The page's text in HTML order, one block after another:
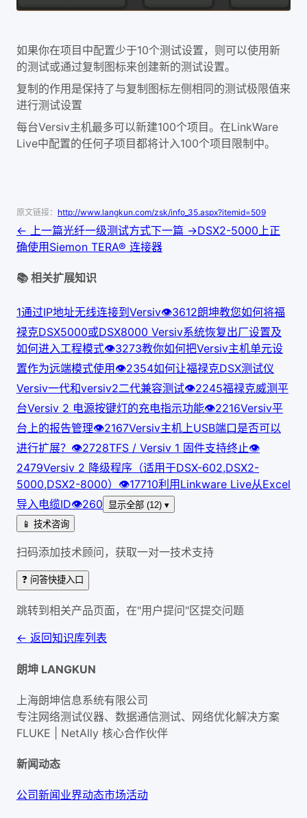
如果你在项目中配置少于10个测试设置，则可以使用新
的测试或通过复制图标来创建新的测试设置。
复制的作用是保持了与复制图标左侧相同的测试极限值来
进行测试设置
每台Versiv主机最多可以新建100个项目。在LinkWare
Live中配置的任何子项目都将计入100个项目限制中。
原文链接： http://www.langkun.com/zsk/info_35.aspx?itemid=509
← 上一篇光纤一级测试方式下一篇 →DSX2-5000上正
确使用Siemon TERA® 连接器
📚 相关扩展知识
1通过IP地址无线连接到Versiv👁3612朗坤教您如何将福
禄克DSX5000或DSX8000 Versiv系统恢复出厂设置及
如何进入工程模式👁3273教你如何把Versiv主机单元设
置作为远端模式使用 👁2354如何让福禄克DSX测试仪
Versiv一代和versiv2二代兼容测试👁2245福禄克威测平
台Versiv 2 电源按键灯的充电指示功能👁2216Versiv平
台上的报告管理👁2167Versiv主机上USB端口是否可以
进行扩展？ 👁2728TFS / Versiv 1 固件支持终止👁
2479Versiv 2 降级程序（适用于DSX-602,DSX2-
5000,DSX2-8000） 👁17710利用Linkware Live从Excel
导入电缆ID👁260
显示全部 (12) ▾
📱 技术咨询
扫码添加技术顾问，获取一对一技术支持
❓ 问答快捷入口
跳转到相关产品页面，在"用户提问"区提交问题
← 返回知识库列表
朗坤 LANGKUN
上海朗坤信息系统有限公司
专注网络测试仪器、数据通信测试、网络优化解决方案
FLUKE | NetAlly 核心合作伙伴
新闻动态
公司新闻业界动态市场活动